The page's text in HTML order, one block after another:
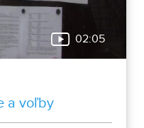
02:05
a voľby